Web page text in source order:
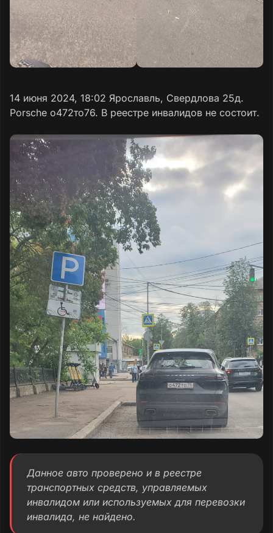
14 июня 2024, 18:02 Ярославль, Свердлова 25д.
Porsche о472то76. В реестре инвалидов не состоит.
Данное авто проверено и в реестре
транспортных средств, управляемых
инвалидом или используемых для перевозки
инвалида, не найдено.